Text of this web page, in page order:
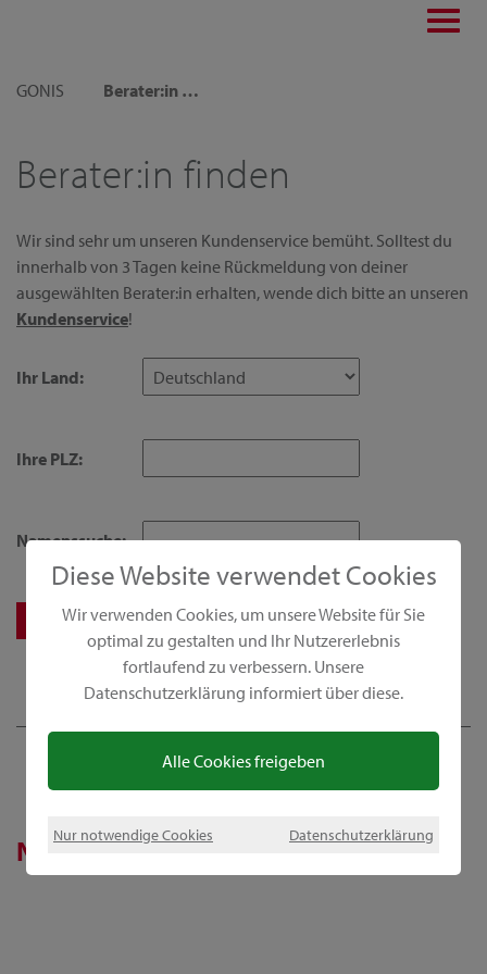
Diese Website verwendet Cookies
Wir verwenden Cookies, um unsere Website für Sie
optimal zu gestalten und Ihr Nutzererlebnis
fortlaufend zu verbessern. Unsere
Datenschutzerklärung informiert über diese.
Alle Cookies freigeben
Nur notwendige Cookies Datenschutzerklärung
GONIS
Berater:in finden
Berater:in finden
Wir sind sehr um unseren Kundenservice bemüht. Solltest du
innerhalb von 3 Tagen keine Rückmeldung von deiner
ausgewählten Berater:in erhalten, wende dich bitte an unseren
Kundenservice!
Ihr Land:
Ihre PLZ:
Namenssuche:
News